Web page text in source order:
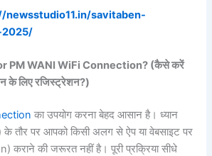
newsstudio11.in/savitaben-
2025/
PM WANI WiFi Connection? (कैसेकरें
केलिएरजिस्ट्रेशन?)
का उपयोग करना बेहद आसान है। ध्यान
के तौर पर आपको किसी अलग से ऐप या वेबसाइट पर
कराने की जरूरत नहीं है। पूरी प्रक्रिया सीधे